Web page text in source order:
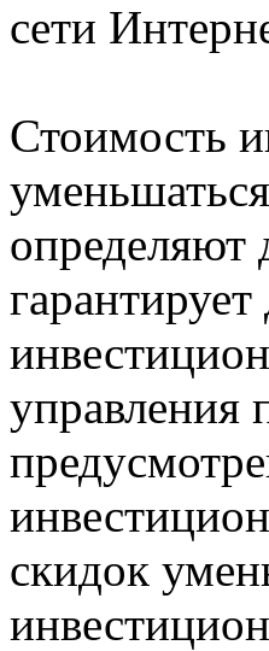
сети
Стоимость
определяют
скидок